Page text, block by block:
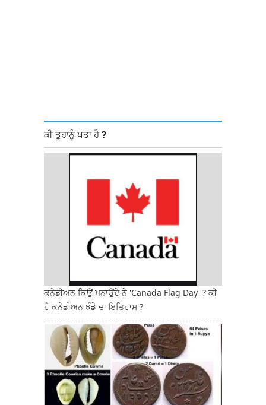
ਕੀ ਤੁਹਾਨੂੰ ਪਤਾ ਹੈ ?
ਕਨੇਡੀਅਨ ਕਿਉਂ ਮਨਾਉਂਦੇ ਨੇ 'Canada Flag Day' ? ਕੀ
ਹੈ ਕਨੇਡੀਅਨ ਝੰਡੇ ਦਾ ਇਤਿਹਾਸ ?